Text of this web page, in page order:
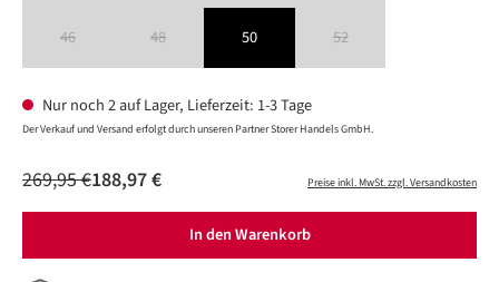
46 48 50 52
Nur noch 2 auf Lager, Lieferzeit: 1-3 Tage
Der Verkauf und Versand erfolgt durch unseren Partner Storer Handels GmbH.
188,97 €
269,95 € Preise inkl. MwSt. zzgl. Versandkosten
In den Warenkorb